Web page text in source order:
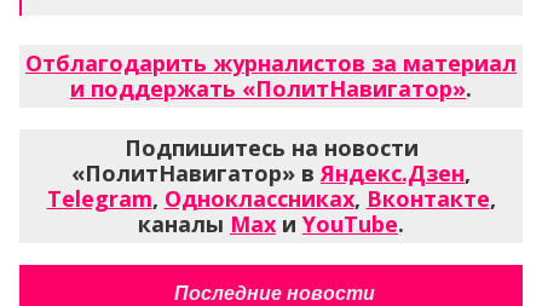
Отблагодарить журналистов за материал
и поддержать «ПолитНавигатор».
Подпишитесь на новости
«ПолитНавигатор» вЯндекс.Дзен,
Telegram, Одноклассниках, Вконтакте,
каналы Max и YouTube.
Последние новости